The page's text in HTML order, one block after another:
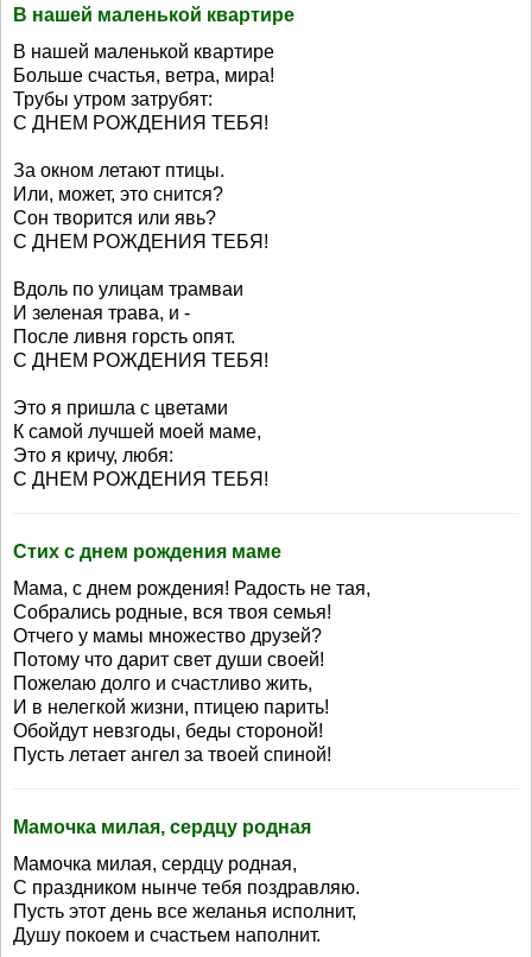
В нашей маленькой квартире
В нашей маленькой квартире
Больше счастья, ветра, мира!
Трубы утром затрубят:
С ДНЕМ РОЖДЕНИЯ ТЕБЯ!
За окном летают птицы.
Или, может, это снится?
Сон творится или явь?
С ДНЕМ РОЖДЕНИЯ ТЕБЯ!
Вдоль по улицам трамваи
И зеленая трава, и -
После ливня горсть опят.
С ДНЕМ РОЖДЕНИЯ ТЕБЯ!
Это я пришла с цветами
К самой лучшей моей маме,
Это я кричу, любя:
С ДНЕМ РОЖДЕНИЯ ТЕБЯ!
Стих с днем рождения маме
Мама, с днем рождения! Радость не тая,
Собрались родные, вся твоя семья!
Отчего у мамы множество друзей?
Потому что дарит свет души своей!
Пожелаю долго и счастливо жить,
И в нелегкой жизни, птицею парить!
Обойдут невзгоды, беды стороной!
Пусть летает ангел за твоей спиной!
Мамочка милая, сердцу родная
Мамочка милая, сердцу родная,
С праздником нынче тебя поздравляю.
Пусть этот день все желанья исполнит,
Душу покоем и счастьем наполнит.